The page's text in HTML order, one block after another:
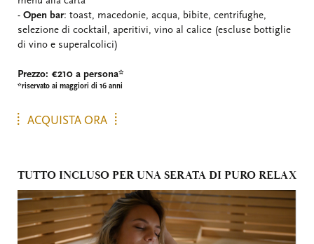
- Open bar: toast, macedonie, acqua, bibite, centrifughe,
selezione di cocktail, aperitivi, vino al calice (escluse bottiglie
di vino e superalcolici)
Prezzo: €210 a persona*
*riservato ai maggiori di 16 anni
ACQUISTA ORA
TUTTO INCLUSO PER UNA SERATA DI PURO RELAX